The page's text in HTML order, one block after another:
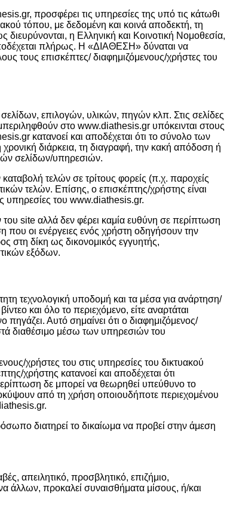
προσφέρει τις υπηρεσίες της υπό τις κάτωθι
τόπου, με δεδομένη και κοινά αποδεκτή, τη
η Ελληνική και Κοινοτική Νομοθεσία,
πλήρως. H «ΔΙΑΘΕΣΗ» δύναται να
τους επισκέπτες/ διαφημιζόμενους/χρήστες του
επιλογών, υλικών, πηγών κλπ. Στις σελίδες
στο www.diathesis.gr υπόκεινται στους
κατανοεί και αποδέχεται ότι το σύνολο των
διάρκεια, τη διαγραφή, την κακή απόδοση ή
σελίδων/υπηρεσιών.
τελών σε τρίτους φορείς (π.χ. παροχείς
τελών. Επίσης, ο επισκέπτης/χρήστης είναι
υπηρεσίες του www.diathesis.gr.
site αλλά δεν φέρει καμία ευθύνη σε περίπτωση
οι ενέργειες ενός χρήστη οδηγήσουν την
στη δίκη ως δικονομικός εγγυητής,
εξόδων.
τεχνολογική υποδομή και τα μέσα για ανάρτηση/
και όλο το περιεχόμενο, είτε αναρτάται
Αυτό σημαίνει ότι ο διαφημιζόμενος/
διαθέσιμο μέσω των υπηρεσιών του
χρήστες του στις υπηρεσίες του δικτυακού
χρήστης κατανοεί και αποδέχεται ότι
δε μπορεί να θεωρηθεί υπεύθυνο το
από τη χρήση οποιουδήποτε περιεχομένου
διατηρεί το δικαίωμα να προβεί στην άμεση
απειλητικό, προσβλητικό, επιζήμιο,
άλλων, προκαλεί συναισθήματα μίσους, ή/και